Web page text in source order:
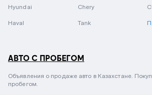
Hyundai Chery
Haval Tank
АВТО С ПРОБЕГОМ
Объявления о продаже авто в Казахстане.
пробегом.